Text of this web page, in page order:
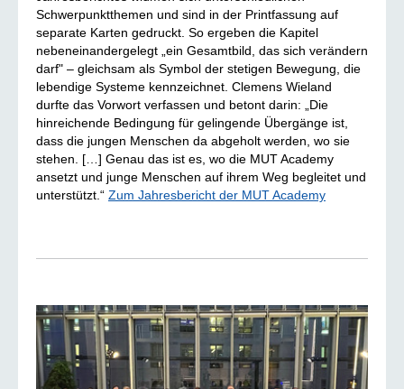
Schwerpunktthemen und sind in der Printfassung auf
separate Karten gedruckt. So ergeben die Kapitel
nebeneinandergelegt „ein Gesamtbild, das sich verändern
darf" – gleichsam als Symbol der stetigen Bewegung, die
lebendige Systeme kennzeichnet. Clemens Wieland
durfte das Vorwort verfassen und betont darin: „Die
hinreichende Bedingung für gelingende Übergänge ist,
dass die jungen Menschen da abgeholt werden, wo sie
stehen. […] Genau das ist es, wo die MUT Academy
ansetzt und junge Menschen auf ihrem Weg begleitet und
unterstützt.“ Zum Jahresbericht der MUT Academy